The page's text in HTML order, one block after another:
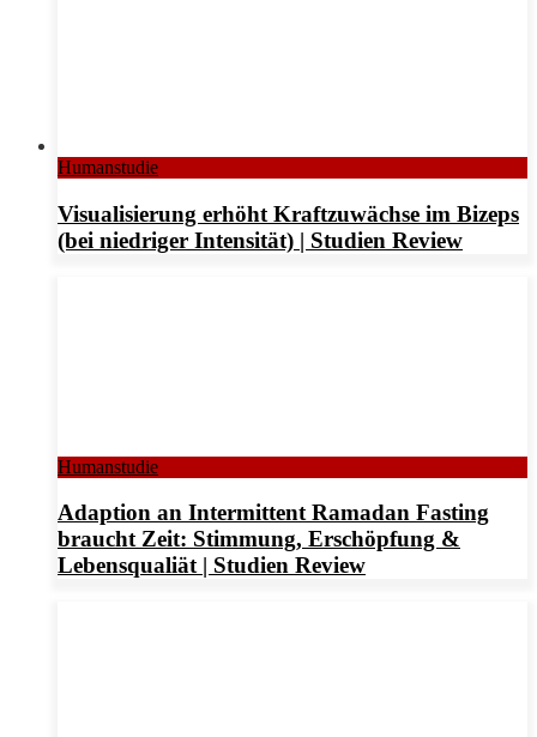
Humanstudie
Visualisierung erhöht Kraftzuwächse im Bizeps
(bei niedriger Intensität) | Studien Review
Humanstudie
Adaption an Intermittent Ramadan Fasting
braucht Zeit: Stimmung, Erschöpfung &
Lebensqualiät | Studien Review